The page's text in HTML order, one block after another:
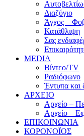
Διαζύγιο
Άγχος –
Κατάθλιψη
Σας
MEDIA
Βίντεο/TV
Ραδιόφωνο
Έντυπα και
ΑΡΧΕΙΟ
Αρχείο –
Αρχείο –
ΕΠΙΚΟΙΝΩΝΙΑ
ΚΟΡΟΝΟΪΟΣ